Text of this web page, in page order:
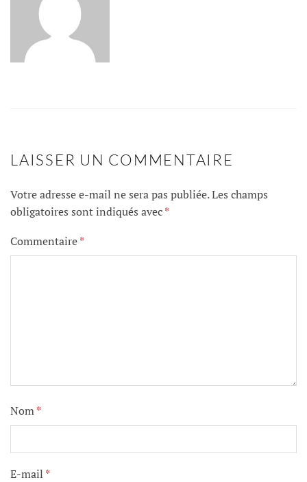
LAISSER UN COMMENTAIRE
Votre adresse e-mail ne sera pas publiée.Les champs
obligatoires sont indiqués avec*
Commentaire*
Nom*
E-mail *